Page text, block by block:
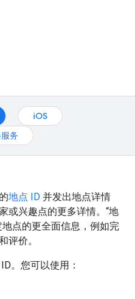
iOS
务
地点 ID 并发出地点详情
或兴趣点的更多详情。“地
点的更全面信息，例如完
评价。
。您可以使用：